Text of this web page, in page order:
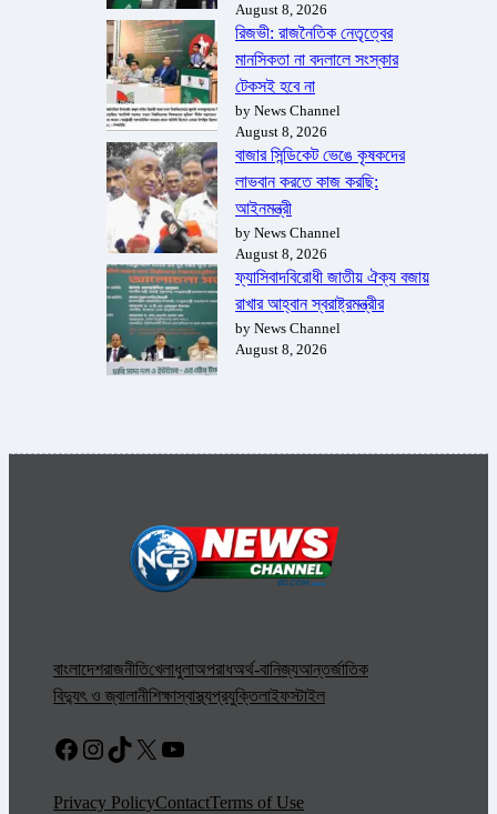
August 8, 2026
রিজভী: রাজনৈতিক নেতৃত্বের
মানসিকতা না বদলালে সংস্কার
টেকসই হবে না
by News Channel
August 8, 2026
বাজার সিন্ডিকেট ভেঙে কৃষকদের
লাভবান করতে কাজ করছি:
আইনমন্ত্রী
by News Channel
August 8, 2026
ফ্যাসিবাদবিরোধী জাতীয় ঐক্য বজায়
রাখার আহ্বান স্বরাষ্ট্রমন্ত্রীর
by News Channel
August 8, 2026
বাংলাদেশরাজনীতিখেলাধুলাঅপরাধঅর্থ-বানিজ্যআন্তর্জাতিক
বিদ্যুৎ ও জ্বালানীশিক্ষাস্বাস্থ্যপ্রযুক্তিলাইফস্টাইল
Facebook
Instagram
TikTok
X YouTube
Privacy PolicyContactTerms of Use